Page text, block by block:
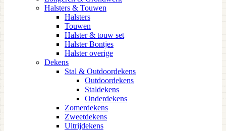
Halsters & Touwen
Halsters
Touwen
Halster & touw set
Halster Bontjes
Halster overige
Dekens
Stal & Outdoordekens
Outdoordekens
Staldekens
Onderdekens
Zomerdekens
Zweetdekens
Uitrijdekens